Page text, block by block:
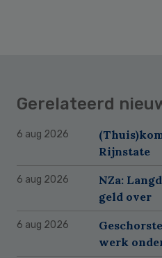
Gerelateerd
6 aug 2026
Rijnstate
6 aug 2026
NZa:
geld over
6 aug 2026
werk